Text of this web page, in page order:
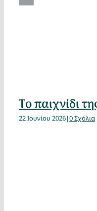
Το παιχνίδι
22 Ιουνίου 2026|0 Σχόλια